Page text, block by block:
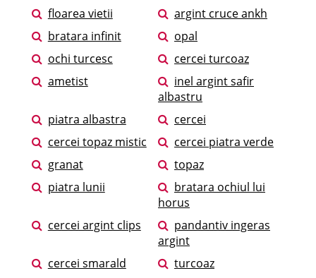
floarea vietii
argint cruce ankh
bratara infinit
opal
ochi turcesc
cercei turcoaz
ametist
inel argint safir
albastru
piatra albastra
cercei
cercei topaz mistic
cercei piatra verde
granat
topaz
piatra lunii
bratara ochiul lui
horus
cercei argint clips
pandantiv ingeras
argint
cercei smarald
turcoaz